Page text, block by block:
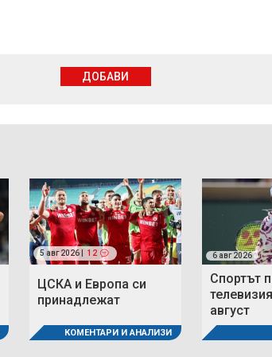
ДОБАВИ
5 авг 2026 | 12
ЦСКА и Европа си
принадлежат
КОМЕНТАРИ И АНАЛИЗИ
6 авг 2026
Спортът
август